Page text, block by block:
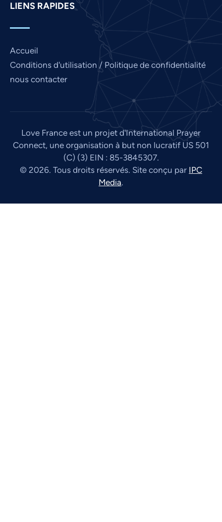
LIENS RAPIDES
Accueil
Conditions d'utilisation / Politique de confidentialité
nous contacter
Love France est un projet d'International Prayer
Connect, une organisation à but non lucratif US 501
(C) (3) EIN : 85-3845307.
© 2026. Tous droits réservés. Site conçu par IPC
Media.